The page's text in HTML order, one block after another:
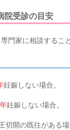
院受診の目安
門家に相談するこ
妊娠しない場合。
妊娠しない場合。
切開の既往がある